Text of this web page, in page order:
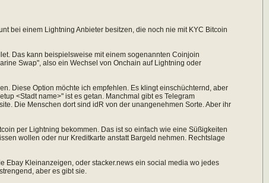
bei einem Lightning Anbieter besitzen, die noch nie mit KYC Bitcoin
Das kann beispielsweise mit einem sogenannten Coinjoin
Swap", also ein Wechsel von Onchain auf Lightning oder
Diese Option möchte ich empfehlen. Es klingt einschüchternd, aber
<Stadt name>" ist es getan. Manchmal gibt es Telegram
Die Menschen dort sind idR von der unangenehmen Sorte. Aber ihr
per Lightning bekommen. Das ist so einfach wie eine Süßigkeiten
wollen oder nur Kreditkarte anstatt Bargeld nehmen. Rechtslage
Ebay Kleinanzeigen, oder stacker.news ein social media wo jedes
aber es gibt sie.